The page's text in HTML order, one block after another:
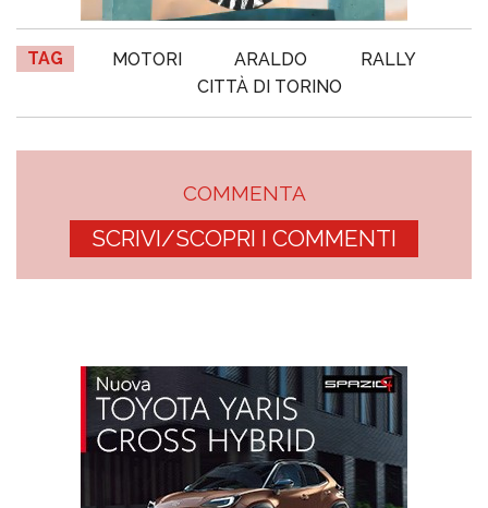
TAG MOTORI ARALDO
RALLY
CITTÀ DI TORINO
COMMENTA
SCRIVI/SCOPRI I COMMENTI